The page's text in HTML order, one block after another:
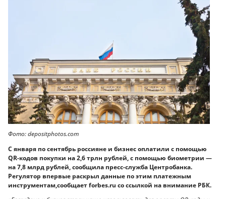
Фото: depositphotos.com
С января по сентябрь россияне и бизнес оплатили с помощью
QR-кодов покупки на 2,6 трлн рублей, с помощью биометрии —
на 7,8 млрд рублей, сообщила пресс-служба Центробанка.
Регулятор впервые раскрыл данные по этим платежным
инструментам,сообщает forbes.ru со ссылкой на внимание РБК.